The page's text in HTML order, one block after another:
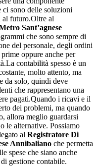
ci sono delle soluzioni
al futuro.Oltre al
Sant’agnese
che sono sempre di
del personale, degli ordini
oppure anche per
contabilità spesso è un
molto attento, ma
da solo, quindi deve
che rappresentano una
pagati.Quando i ricavi e il
dei problemi, ma quando
allora meglio guardarsi
le alternative. Possiamo
al Registratore Di
Annibaliano che permetta
spese che siano anche
gestione contabile.